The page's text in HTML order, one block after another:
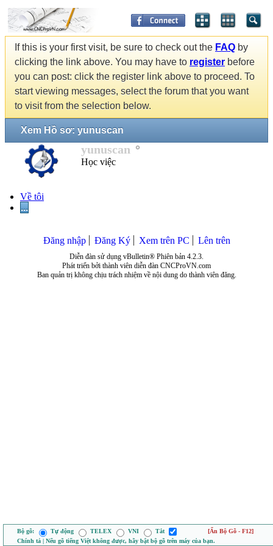
If this is your first visit, be sure to check out the FAQ by
clicking the link above. You may have to register before
you can post: click the register link above to proceed. To
start viewing messages, select the forum that you want
to visit from the selection below.
Xem Hồ sơ: yunuscan
yunuscan
Học việc
Về tôi
...
Đăng nhập Đăng Ký Xem trên PC Lên trên
Diễn đàn sử dụng vBulletin® Phiên bản 4.2.3.
Phát triển bởi thành viên diễn đàn CNCProVN.com
Ban quản trị không chịu trách nhiệm về nội dung do thành viên đăng.
Bộ gõ: Tự động TELEX VNI Tắt
[Ẩn Bộ Gõ - F12]
Chính tả | Nếu gõ tiếng Việt không được, hãy bật bộ gõ trên máy của bạn.